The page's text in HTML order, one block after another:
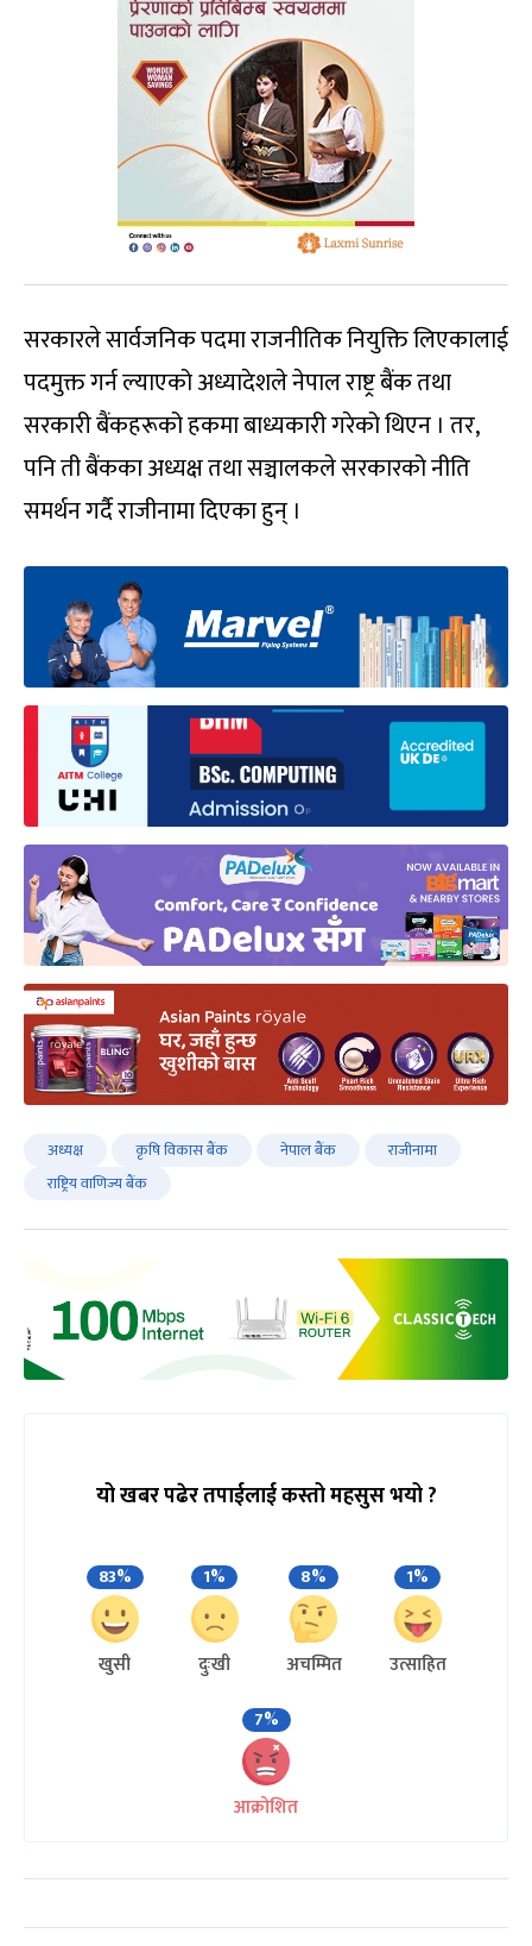
सरकारले सार्वजनिक पदमा राजनीतिक नियुक्ति लिएकालाई
पदमुक्त गर्न ल्याएको अध्यादेशले नेपाल राष्ट्र बैंक तथा
सरकारी बैंकहरूको हकमा बाध्यकारी गरेको थिएन । तर,
पनि ती बैंकका अध्यक्ष तथा सञ्चालकले सरकारको नीति
समर्थन गर्दै राजीनामा दिएका हुन् ।
अध्यक्ष कृषि विकास बैंक नेपाल बैंक
राजीनामा
राष्ट्रिय वाणिज्य बैंक
यो खबर पढेर तपाईलाई कस्तो महसुस भयो ?
83%
खुसी
1%
दुःखी
8%
अचम्मित
1%
उत्साहित
7%
आक्रोशित